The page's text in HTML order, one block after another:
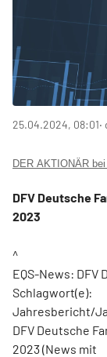
25.04.2024, 08:01
DER AKTIONÄR
DFV Deutsche
2023
^
EQS-News:
Schlagwort(e):
Jahresbericht/
DFV Deutsche
2023 (News mit